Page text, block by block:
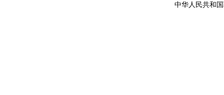
中华人民共和